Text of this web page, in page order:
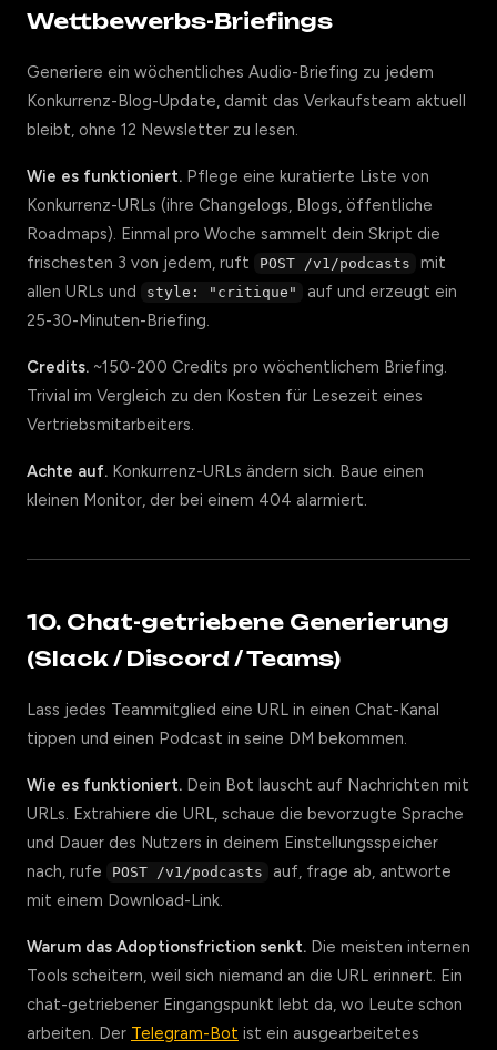
Wettbewerbs-Briefings
Generiere ein wöchentliches Audio-Briefing zu jedem
Konkurrenz-Blog-Update, damit das Verkaufsteam aktuell
bleibt, ohne 12 Newsletter zu lesen.
Wie es funktioniert. Pflege eine kuratierte Liste von
Konkurrenz-URLs (ihre Changelogs, Blogs, öffentliche
Roadmaps). Einmal pro Woche sammelt dein Skript die
frischesten 3 von jedem, ruft
POST /v1/podcasts
mit
allen URLs und
style: "critique"
auf und erzeugt ein
25-30-Minuten-Briefing.
Credits. ~150-200 Credits pro wöchentlichem Briefing.
Trivial im Vergleich zu den Kosten für Lesezeit eines
Vertriebsmitarbeiters.
Achte auf. Konkurrenz-URLs ändern sich. Baue einen
kleinen Monitor, der bei einem 404 alarmiert.
10. Chat-getriebene Generierung
(Slack / Discord / Teams)
Lass jedes Teammitglied eine URL in einen Chat-Kanal
tippen und einen Podcast in seine DM bekommen.
Wie es funktioniert. Dein Bot lauscht auf Nachrichten mit
URLs. Extrahiere die URL, schaue die bevorzugte Sprache
und Dauer des Nutzers in deinem Einstellungsspeicher
nach, rufe
POST /v1/podcasts
auf, frage ab, antworte
mit einem Download-Link.
Warum das Adoptionsfriction senkt. Die meisten internen
Tools scheitern, weil sich niemand an die URL erinnert. Ein
chat-getriebener Eingangspunkt lebt da, wo Leute schon
arbeiten. Der Telegram-Bot ist ein ausgearbeitetes